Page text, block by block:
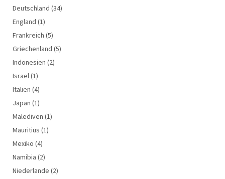
Deutschland (34)
England (1)
Frankreich (5)
Griechenland (5)
Indonesien (2)
Israel(1)
Italien (4)
Japan (1)
Malediven (1)
Mauritius (1)
Mexiko (4)
Namibia (2)
Niederlande (2)